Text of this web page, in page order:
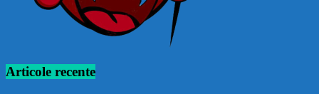
Articole recente